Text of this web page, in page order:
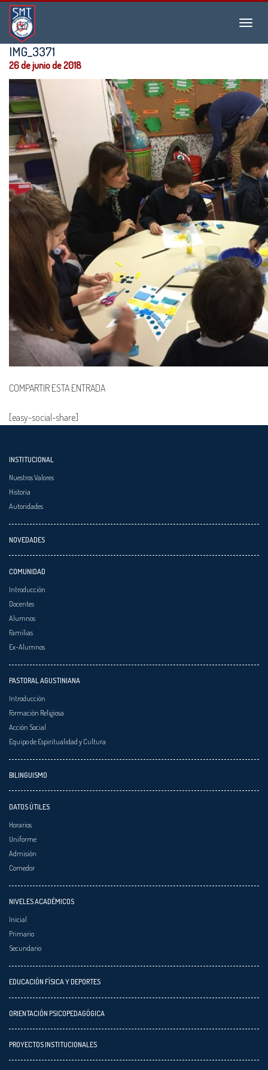
Menu
Instituto
San
Martín
de
Tours
IMG_3371
26 de junio de 2018
COMPARTIR ESTA ENTRADA
[easy-social-share]
INSTITUCIONAL
Nuestros Valores
Historia
Autoridades
NOVEDADES
COMUNIDAD
Introducción
Docentes
Alumnos
Familias
Ex-Alumnos
PASTORAL AGUSTINIANA
Introducción
Formación Religiosa
Acción Social
Equipo de Espiritualidad y Cultura
BILINGUISMO
DATOS ÚTILES
Horarios
Uniforme
Admisión
Comedor
NIVELES ACADÉMICOS
Inicial
Primario
Secundario
EDUCACIÓN FÍSICA Y DEPORTES
ORIENTACIÓN PSICOPEDAGÓGICA
PROYECTOS INSTITUCIONALES